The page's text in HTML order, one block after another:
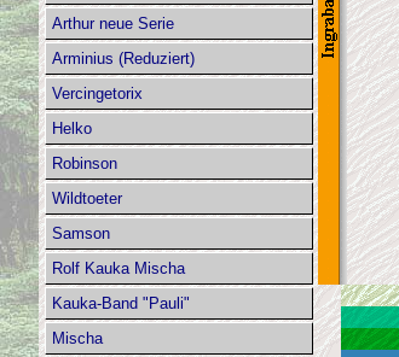
Arthur neue Serie
Arminius (Reduziert)
Vercingetorix
Helko
Robinson
Wildtoeter
Samson
Rolf Kauka Mischa
Kauka-Band "Pauli"
Mischa